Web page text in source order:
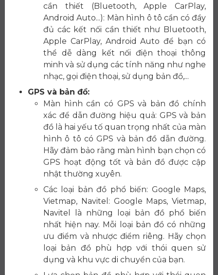
cần thiết (Bluetooth, Apple CarPlay,
Android Auto...): Màn hình ô tô cần có đầy
đủ các kết nối cần thiết như Bluetooth,
Apple CarPlay, Android Auto để bạn có
thể dễ dàng kết nối điện thoại thông
minh và sử dụng các tính năng như nghe
nhạc, gọi điện thoại, sử dụng bản đồ,...
GPS và bản đồ:
Màn hình cần có GPS và bản đồ chính
xác để dẫn đường hiệu quả: GPS và bản
đồ là hai yếu tố quan trọng nhất của màn
hình ô tô có GPS và bản đồ dẫn đường.
Hãy đảm bảo rằng màn hình bạn chọn có
GPS hoạt động tốt và bản đồ được cập
nhật thường xuyên.
Các loại bản đồ phổ biến: Google Maps,
Vietmap, Navitel: Google Maps, Vietmap,
Navitel là những loại bản đồ phổ biến
nhất hiện nay. Mỗi loại bản đồ có những
ưu điểm và nhược điểm riêng. Hãy chọn
loại bản đồ phù hợp với thói quen sử
dụng và khu vực di chuyển của bạn.